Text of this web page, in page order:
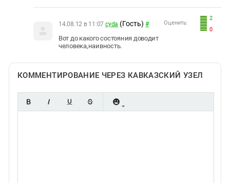
2
0
Оценить:
14.08.12 в 11:07 сyda (Гость) #
Вот до какого состояния доводит
человека,наивность.
КОММЕНТИРОВАНИЕ ЧЕРЕЗ КАВКАЗСКИЙ УЗЕЛ